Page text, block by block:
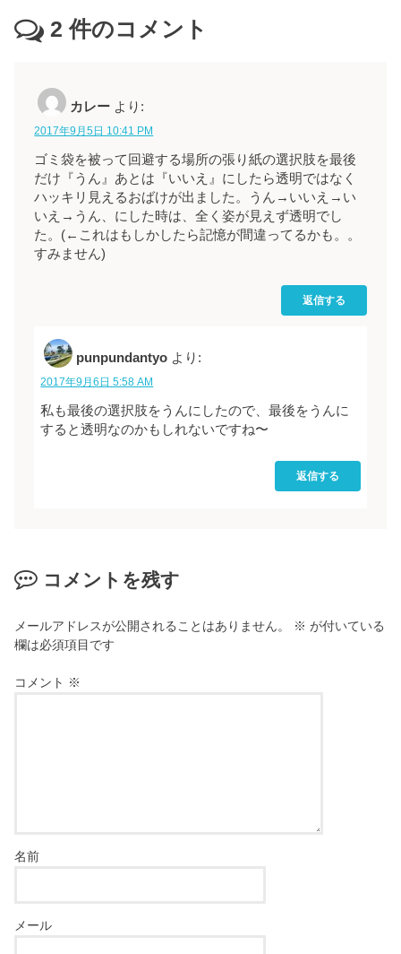
2 件のコメント
カレー より:
2017年9月5日 10:41 PM
ゴミ袋を被って回避する場所の張り紙の選択肢を最後
だけ『うん』あとは『いいえ』にしたら透明ではなく
ハッキリ見えるおばけが出ました。うん→いいえ→い
いえ→うん、にした時は、全く姿が見えず透明でし
た。(←これはもしかしたら記憶が間違ってるかも。。
すみません)
返信する
punpundantyo より:
2017年9月6日 5:58 AM
私も最後の選択肢をうんにしたので、最後をうんに
すると透明なのかもしれないですね〜
返信する
コメントを残す
メールアドレスが公開されることはありません。 ※ が付いている
欄は必須項目です
コメント ※
名前
メール